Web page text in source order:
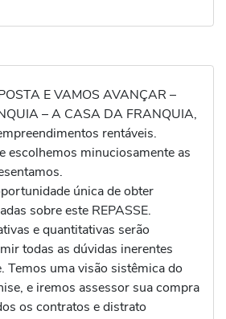
E VAMOS AVANÇAR –
– A CASA DA FRANQUIA,
rentáveis.
escolhemos minuciosamente as
única de obter
sobre este REPASSE.
e quantitativas serão
todas as dúvidas inerentes
Temos uma visão sistêmica do
e iremos assessor sua compra
os contratos e distrato